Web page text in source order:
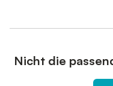
Nicht die